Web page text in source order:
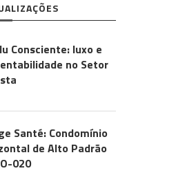
Consciente: luxo e
no Setor
Santé: Condomínio
de Alto Padrão
020